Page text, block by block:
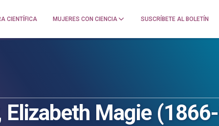
CIENTÍFICA MUJERES CON CIENCIA SUSCRÍBETE AL BOLETÍN
Elizabeth Magie